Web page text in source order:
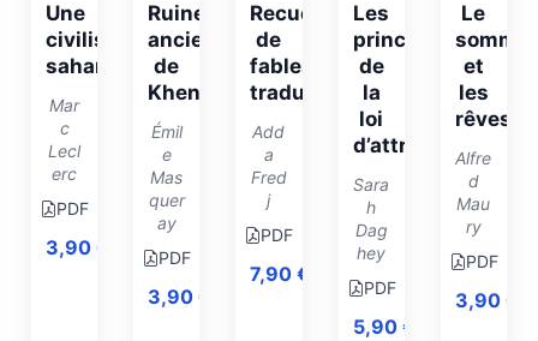
Une
civilisation
saharienne
Mar
c
Lecl
erc
PDF
3,90 €
Ruines
anciennes
de
Khenchela
Émil
e
Mas
quer
ay
PDF
3,90€
Recueil
de
fables-
traduites
Add
a
Fred
j
PDF
7,90€
Les
principes
de
la
loi
d’attraction
Sara
h
Dag
hey
PDF
5,90 €
Le
et
les
rêves
Alfre
d
Mau
ry
PDF
3,90 €